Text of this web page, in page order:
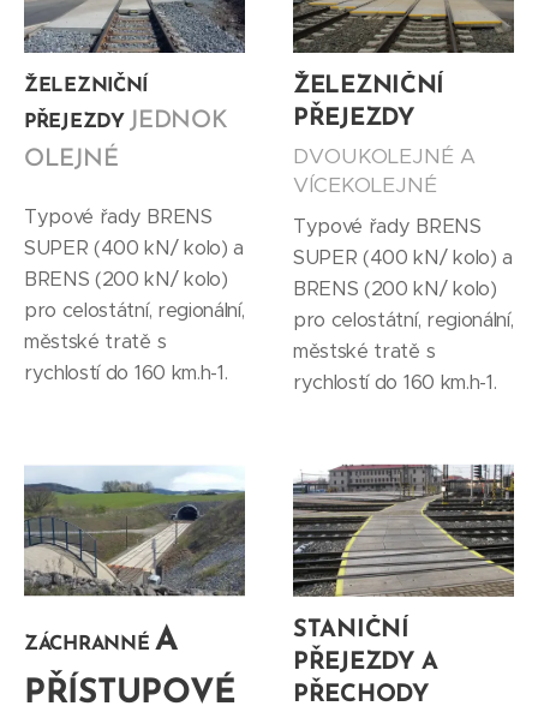
ŽELEZNIČNÍ
PŘEJEZDY JEDNOK
OLEJNÉ
Typové řady BRENS
SUPER (400 kN/ kolo) a
BRENS (200 kN/ kolo)
pro celostátní, regionální,
městské tratě s
rychlostí do 160 km.h-1.
ŽELEZNIČNÍ
PŘEJEZDY
DVOUKOLEJNÉ A
VÍCEKOLEJNÉ
Typové řady BRENS
SUPER (400 kN/ kolo) a
BRENS (200 kN/ kolo)
pro celostátní, regionální,
městské tratě s
rychlostí do 160 km.h-1.
ZÁCHRANNÉ A
PŘÍSTUPOVÉ
STANIČNÍ
PŘEJEZDY A
PŘECHODY